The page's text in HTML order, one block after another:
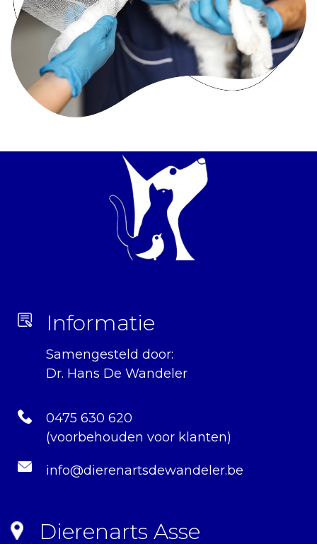
Courante
ziektes
Vergiftigingen
EHBO
Aankoop
Huisvesting
Voeding
Ziekten
Parkieten
Huisvesting
Informatie
Samengesteld door:
Dr. Hans De Wandeler
0475 630 620
(voorbehouden voor klanten)
info@dierenartsdewandeler.be
Dierenarts Asse